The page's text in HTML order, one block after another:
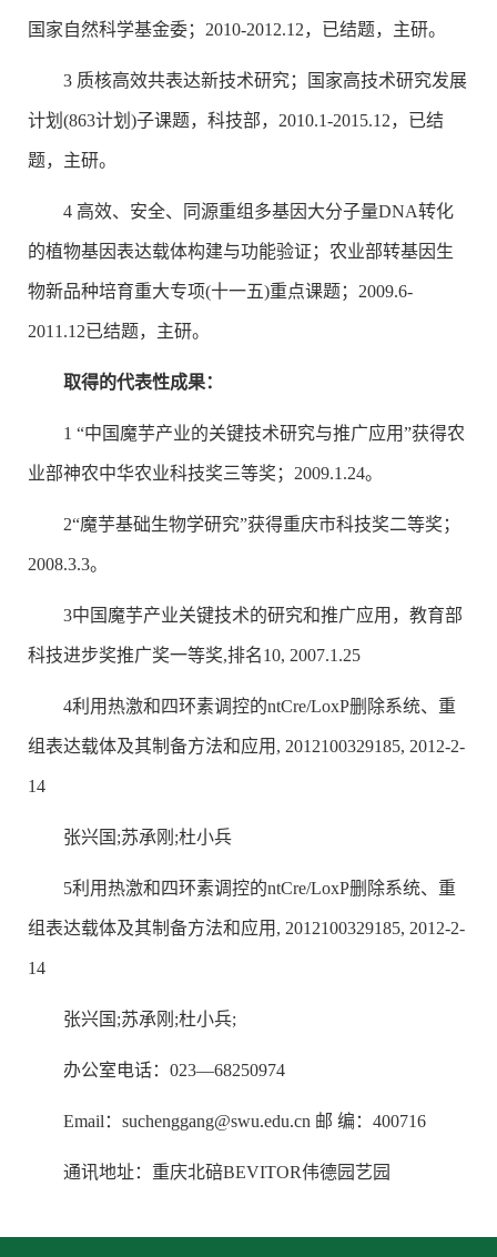
国家自然科学基金委；2010-2012.12，已结题，主研。
3 质核高效共表达新技术研究；国家高技术研究发展
计划(863计划)子课题，科技部，2010.1-2015.12，已结
题，主研。
4 高效、安全、同源重组多基因大分子量DNA转化
的植物基因表达载体构建与功能验证；农业部转基因生
物新品种培育重大专项(十一五)重点课题；2009.6-
2011.12已结题，主研。
取得的代表性成果：
1 “中国魔芋产业的关键技术研究与推广应用”获得农
业部神农中华农业科技奖三等奖；2009.1.24。
2“魔芋基础生物学研究”获得重庆市科技奖二等奖；
2008.3.3。
3中国魔芋产业关键技术的研究和推广应用，教育部
科技进步奖推广奖一等奖,排名10, 2007.1.25
4利用热激和四环素调控的ntCre/LoxP删除系统、重
组表达载体及其制备方法和应用, 2012100329185, 2012-2-
14
张兴国;苏承刚;杜小兵
5利用热激和四环素调控的ntCre/LoxP删除系统、重
组表达载体及其制备方法和应用, 2012100329185, 2012-2-
14
张兴国;苏承刚;杜小兵;
办公室电话：023—68250974
Email：suchenggang@swu.edu.cn 邮 编：400716
通讯地址：重庆北碚BEVITOR伟德园艺园